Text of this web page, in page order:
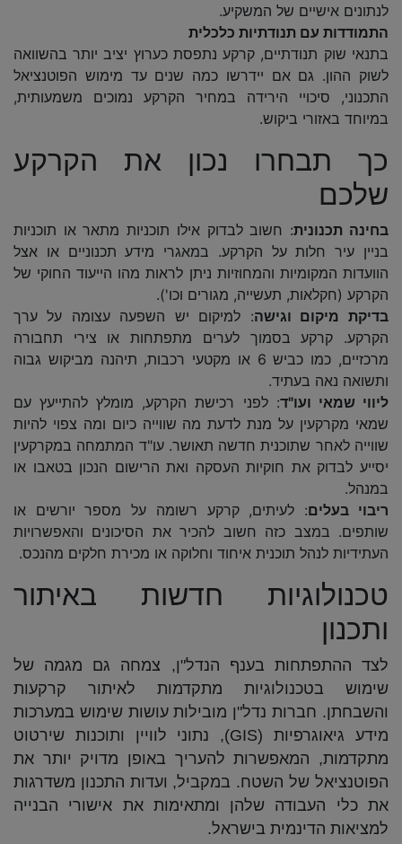
לנתונים אישיים של המשקיע.
התמודדות עם תנודתיות כלכלית
בתנאי שוק תנודתיים, קרקע נתפסת כערוץ יציב יותר בהשוואה
לשוק ההון. גם אם יידרשו כמה שנים עד מימוש הפוטנציאל
התכנוני, סיכויי הירידה במחיר הקרקע נמוכים משמעותית,
במיוחד באזורי ביקוש.
כך תבחרו נכון את הקרקע
שלכם
בחינה תכנונית: חשוב לבדוק אילו תוכניות מתאר או תוכניות
בניין עיר חלות על הקרקע. במאגרי מידע תכנוניים או אצל
הוועדות המקומיות והמחוזיות ניתן לראות מהו הייעוד החוקי של
הקרקע (חקלאות, תעשייה, מגורים וכו').
בדיקת מיקום וגישה: למיקום יש השפעה עצומה על ערך
הקרקע. קרקע בסמוך לערים מתפתחות או צירי תחבורה
מרכזיים, כמו כביש 6 או מקטעי רכבות, תיהנה מביקוש גבוה
ותשואה נאה בעתיד.
ליווי שמאי ועו"ד: לפני רכישת הקרקע, מומלץ להתייעץ עם
שמאי מקרקעין על מנת לדעת מה שווייה כיום ומה צפוי להיות
שווייה לאחר שתוכנית חדשה תאושר. עו"ד המתמחה במקרקעין
יסייע לבדוק את חוקיות העסקה ואת הרישום הנכון בטאבו או
במנהל.
ריבוי בעלים: לעיתים, קרקע רשומה על מספר יורשים או
שותפים. במצב כזה חשוב להכיר את הסיכונים והאפשרויות
העתידיות לנהל תוכנית איחוד וחלוקה או מכירת חלקים מהנכס.
טכנולוגיות חדשות באיתור
ותכנון
לצד ההתפתחות בענף הנדל"ן, צמחה גם מגמה של
שימוש בטכנולוגיות מתקדמות לאיתור קרקעות
והשבחתן. חברות נדל"ן מובילות עושות שימוש במערכות
מידע גיאוגרפיות (GIS), נתוני לוויין ותוכנות שירטוט
מתקדמות, המאפשרות להעריך באופן מדויק יותר את
הפוטנציאל של השטח. במקביל, ועדות התכנון משדרגות
את כלי העבודה שלהן ומתאימות את אישורי הבנייה
למציאות הדינמית בישראל.